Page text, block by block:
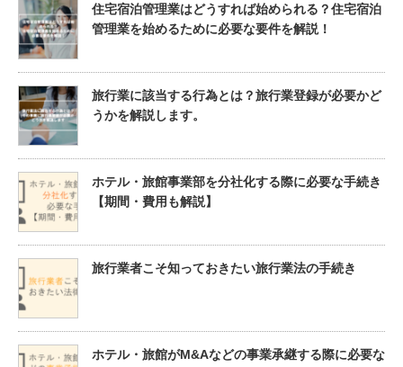
住宅宿泊管理業はどうすれば始められる？住宅宿泊
管理業を始めるために必要な要件を解説！
旅行業に該当する行為とは？旅行業登録が必要かど
うかを解説します。
ホテル・旅館事業部を分社化する際に必要な手続き
【期間・費用も解説】
旅行業者こそ知っておきたい旅行業法の手続き
ホテル・旅館がM&Aなどの事業承継する際に必要な